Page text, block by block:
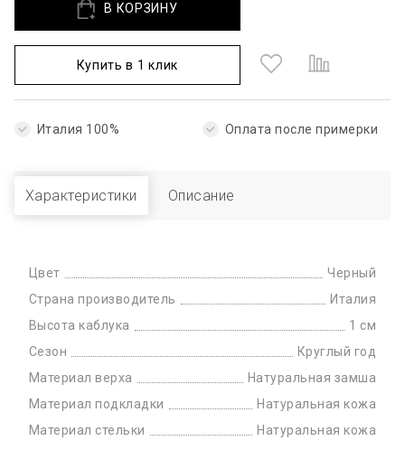
В КОРЗИНУ
Купить в 1 клик
Италия 100% Оплата после примерки
Характеристики Описание
Цвет
Черный
Страна производитель
Италия
Высота каблука
1 см
Сезон
Круглый год
Материал верха
Натуральная замша
Материал подкладки
Натуральная кожа
Материал стельки
Натуральная кожа